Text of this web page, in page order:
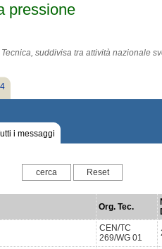
pressione
suddivisa tra attività nazionale
i messaggi
Org. Tec.
CEN/TC
269/WG 01